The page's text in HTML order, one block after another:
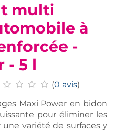
multi
à
-
- 5 l
(0 avis)
Maxi Power en bidon
pour éliminer les
une variété de surfaces y